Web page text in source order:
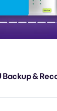
Backup &